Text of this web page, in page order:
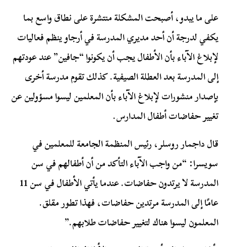
على ما يبدو، أصبحت المشكلة منتشرة على نطاق واسع بما
يكفي لدرجة أن أحد مديري المدرسة في أرجاو ينظم فعاليات
لإبلاغ الآباء بأن الأطفال يجب أن يكونوا “جافين” عند عودتهم
إلى المدرسة بعد العطلة الصيفية. كذلك تقوم مدرسة أخرى
بإصدار منشورات لإبلاغ الآباء بأن المعلمين ليسوا مسؤولين عن
تغيير حفاضات أطفال المدارس.
قال داجمار روسلر، رئيس المنظمة الجامعة للمعلمين في
سويسرا: “من واجب الآباء التأكد من أن أطفالهم في سن
المدرسة لا يرتدون حفاضات. عندما يأتي الأطفال في سن 11
عامًا إلى المدرسة مرتدين حفاضات، فهذا تطور مقلق.
المعلمون ليسوا هناك لتغيير حفاضات طلابهم.”